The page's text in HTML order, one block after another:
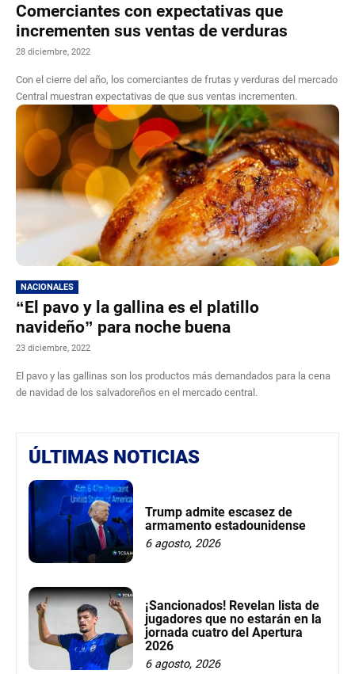
Comerciantes con expectativas que
incrementen sus ventas de verduras
28 diciembre, 2022
Con el cierre del año, los comerciantes de frutas y verduras del mercado
Central muestran expectativas de que sus ventas incrementen.
NACIONALES
“El pavo y la gallina es el platillo
navideño” para noche buena
23 diciembre, 2022
El pavo y las gallinas son los productos más demandados para la cena
de navidad de los salvadoreños en el mercado central.
ÚLTIMAS NOTICIAS
Trump admite escasez de
armamento estadounidense
6 agosto, 2026
¡Sancionados! Revelan lista de
jugadores que no estarán en la
jornada cuatro del Apertura
2026
6 agosto, 2026